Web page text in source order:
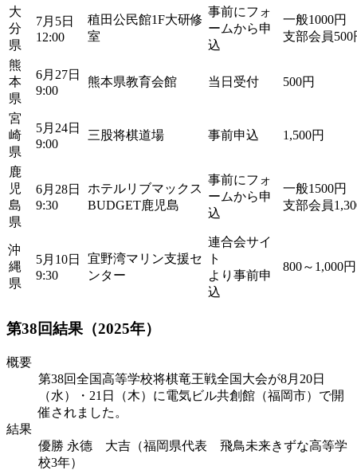
大
分
県
7月5日
12:00
稙田公民館1F大研修
室
事前にフォ
ームから申
込
一般1000円
支部会員500
熊
本
県
6月27日
9:00
熊本県教育会館 当日受付 500円
宮
崎
県
5月24日
9:00
三股将棋道場 事前申込 1,500円
鹿
児
島
県
6月28日
9:30
ホテルリブマックス
BUDGET鹿児島
事前にフォ
ームから申
込
一般1500円
支部会員
沖
縄
県
5月10日
9:30
宜野湾マリン支援セ
ンター
連合会サイ
ト
より事前申
込
800～1,000円
第38回結果（2025年）
概要
第38回全国高等学校将棋竜王戦全国大会が8月20日
（水）・21日（木）に電気ビル共創館（福岡市）で開
催されました。
結果
優勝 永德 大吉（福岡県代表 飛鳥未来きずな高等学
校3年）